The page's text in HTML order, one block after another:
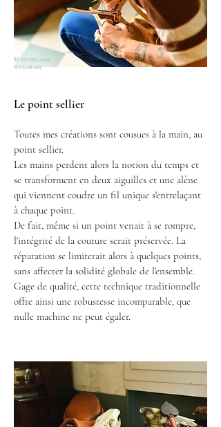
© Morgane
bourlier
Le point sellier
Toutes mes créations sont cousues à la main, au
point sellier.
Les mains perdent alors la notion du temps et
se transforment en deux aiguilles et une alène
qui viennent coudre un fil unique s'entrelaçant
à chaque point.
De fait, même si un point venait à se rompre,
l'intégrité de la couture serait préservée. La
réparation se limiterait alors à quelques points,
sans affecter la solidité globale de l'ensemble.
Gage de qualité, cette technique traditionnelle
offre ainsi une robustesse incomparable, que
nulle machine ne peut égaler.